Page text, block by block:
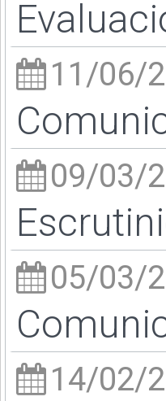
11/06/
09/03/
05/03/
14/02/